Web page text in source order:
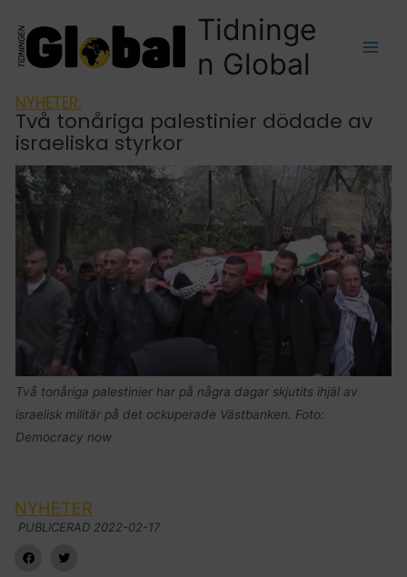
Tidninge
n Global
NYHETER:
Två tonåriga palestinier dödade av
israeliska styrkor
Två tonåriga palestinier har på några dagar skjutits ihjäl av
israelisk militär på det ockuperade Västbanken. Foto:
Democracy now
NYHETER
PUBLICERAD 2022-02-17